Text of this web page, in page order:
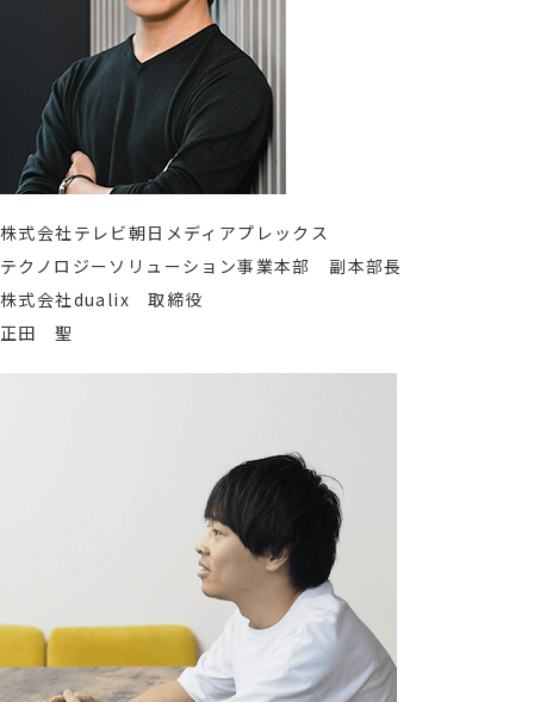
株式会社テレビ朝日メディアプレックス
テクノロジーソリューション事業本部 副本部長
株式会社dualix 取締役
正田 聖